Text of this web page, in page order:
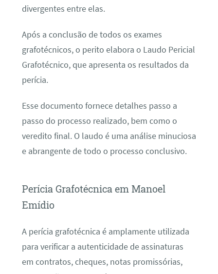
divergentes entre elas.
Após a conclusão de todos os exames
grafotécnicos, o perito elabora o Laudo Pericial
Grafotécnico, que apresenta os resultados da
perícia.
Esse documento fornece detalhes passo a
passo do processo realizado, bem como o
veredito final. O laudo é uma análise minuciosa
e abrangente de todo o processo conclusivo.
Perícia Grafotécnica em Manoel
Emídio
A perícia grafotécnica é amplamente utilizada
para verificar a autenticidade de assinaturas
em contratos, cheques, notas promissórias,